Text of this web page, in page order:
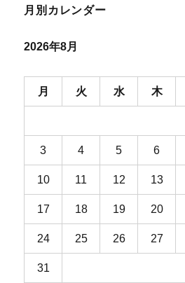
月別カレンダー
2026年8月
月 火 水 木
3 4 5 6
10 11 12 13
17 18 19 20
24 25 26 27
31